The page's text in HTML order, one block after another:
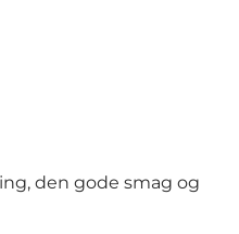
den gode smag og